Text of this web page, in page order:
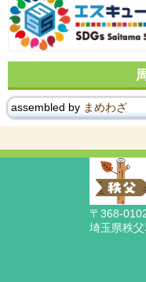
assembled by まめわざ
〒368-
埼玉県秩